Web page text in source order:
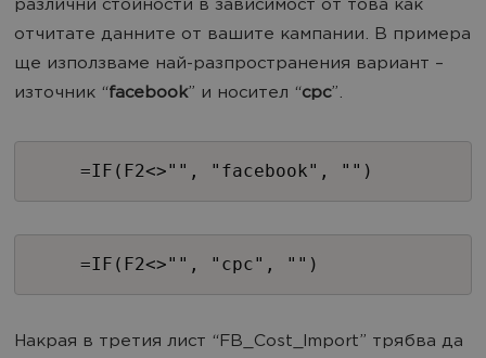
различни стойности в зависимост от това как
отчитате данните от вашите кампании. В примера
ще използваме най-разпространения вариант –
източник “facebook” и носител “cpc”.
=IF(F2<>"", "facebook", "")
=IF(F2<>"", "cpc", "")
Накрая в третия лист “FB_Cost_Import” трябва да